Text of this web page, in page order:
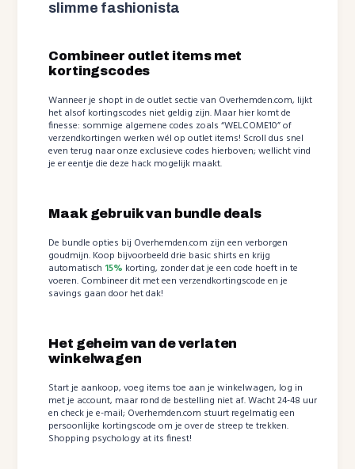
slimme fashionista
Combineer outlet items met
kortingscodes
Wanneer je shopt in de outlet sectie van Overhemden.com, lijkt
het alsof kortingscodes niet geldig zijn. Maar hier komt de
finesse: sommige algemene codes zoals “WELCOME10” of
verzendkortingen werken wél op outlet items! Scroll dus snel
even terug naar onze exclusieve codes hierboven; wellicht vind
je er eentje die deze hack mogelijk maakt.
Maak gebruik van bundle deals
De bundle opties bij Overhemden.com zijn een verborgen
goudmijn. Koop bijvoorbeeld drie basic shirts en krijg
automatisch 15% korting, zonder dat je een code hoeft in te
voeren. Combineer dit met een verzendkortingscode en je
savings gaan door het dak!
Het geheim van de verlaten
winkelwagen
Start je aankoop, voeg items toe aan je winkelwagen, log in
met je account, maar rond de bestelling niet af. Wacht 24-48 uur
en check je e-mail; Overhemden.com stuurt regelmatig een
persoonlijke kortingscode om je over de streep te trekken.
Shopping psychology at its finest!